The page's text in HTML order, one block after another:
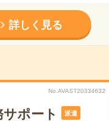
詳しく見る
No.AVAST20334632
ポート 派遣